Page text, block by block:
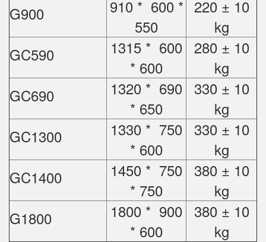
G900
910 * 600 *
550
220 ± 10
kg
GC590
1315 * 600
* 600
280 ± 10
kg
GC690
1320 * 690
* 650
330 ± 10
kg
GC1300
1330 * 750
* 600
330 ± 10
kg
GC1400
1450 * 750
* 750
380 ± 10
kg
G1800
1800 * 900
* 600
380 ± 10
kg